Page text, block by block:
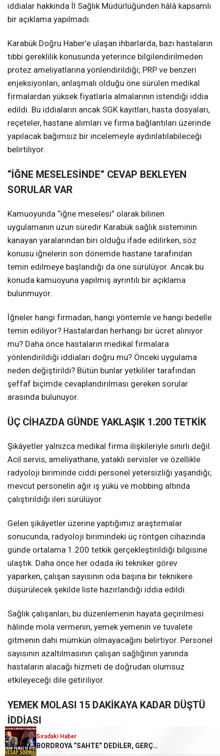
Sıradaki Haber
KARABÜK’TE SAĞLIKTA ŞİKÂYETLER BÜYÜYOR!
iddialar hakkında İl Sağlık Müdürlüğünden hâlâ kapsamlı
bir açıklama yapılmadı.
Karabük Doğru Haber’e ulaşan ihbarlarda, bazı hastaların
tıbbi gereklilik konusunda yeterince bilgilendirilmeden
protez ameliyatlarına yönlendirildiği; PRP ve benzeri
enjeksiyonları, anlaşmalı olduğu öne sürülen medikal
firmalardan yüksek fiyatlarla almalarının istendiği iddia
edildi. Bu iddiaların ancak SGK kayıtları, hasta dosyaları,
reçeteler, hastane alımları ve firma bağlantıları üzerinde
yapılacak bağımsız bir incelemeyle aydınlatılabileceği
belirtiliyor.
“İĞNE MESELESİNDE” CEVAP BEKLEYEN
SORULAR VAR
Kamuoyunda “iğne meselesi” olarak bilinen
uygulamanın uzun süredir Karabük sağlık sisteminin
kanayan yaralarından biri olduğu ifade edilirken, söz
konusu iğnelerin son dönemde hastane tarafından
temin edilmeye başlandığı da öne sürülüyor. Ancak bu
konuda kamuoyuna yapılmış ayrıntılı bir açıklama
bulunmuyor.
İğneler hangi firmadan, hangi yöntemle ve hangi bedelle
temin ediliyor? Hastalardan herhangi bir ücret alınıyor
mu? Daha önce hastaların medikal firmalara
yönlendirildiği iddiaları doğru mu? Önceki uygulama
neden değiştirildi? Bütün bunlar yetkililer tarafından
şeffaf biçimde cevaplandırılması gereken sorular
arasında bulunuyor.
ÜÇ CİHAZDA GÜNDE YAKLAŞIK 1.200 TETKİK
Şikâyetler yalnızca medikal firma ilişkileriyle sınırlı değil.
Acil servis, ameliyathane, yataklı servisler ve özellikle
radyoloji biriminde ciddi personel yetersizliği yaşandığı;
mevcut personelin ağır iş yükü ve mobbing altında
çalıştırıldığı ileri sürülüyor.
Gelen şikâyetler üzerine yaptığımız araştırmalar
sonucunda, radyoloji birimindeki üç röntgen cihazında
günde ortalama 1.200 tetkik gerçekleştirildiği bilgisine
ulaştık. Daha önce her odada iki tekniker görev
yaparken, çalışan sayısının oda başına bir teknikere
düşürülecek şekilde liste hazırlandığı iddia edildi.
Sağlık çalışanları, bu düzenlemenin hayata geçirilmesi
hâlinde mola vermenin, yemek yemenin ve tuvalete
gitmenin dahi mümkün olmayacağını belirtiyor. Personel
sayısının azaltılmasının çalışan sağlığının yanında
hastaların alacağı hizmeti de doğrudan olumsuz
etkileyeceği dile getiriliyor.
YEMEK MOLASI 15 DAKİKAYA KADAR DÜŞTÜ
İDDİASI
Karabük Doğru Haber’e ulaşan sağlık çalışanları,
Sıradaki Haber
BORDROYA “SAHTE” DEDİLER, GERÇEK MAAŞI AÇIKLAMADILAR!